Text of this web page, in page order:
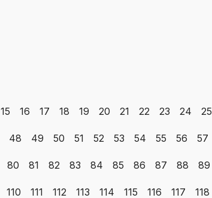
15 16 17 18 19 20 21 22 23 24 25
48 49 50 51 52 53 54 55 56 57
80 81 82 83 84 85 86 87 88 89
110 111 112 113 114 115 116 117 118